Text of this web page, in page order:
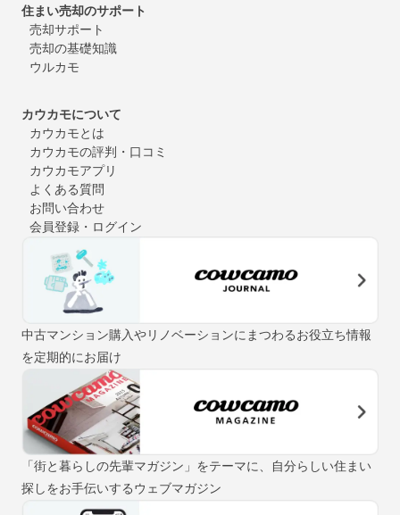
住まい売却のサポート
売却サポート
売却の基礎知識
ウルカモ
カウカモについて
カウカモとは
カウカモの評判・口コミ
カウカモアプリ
よくある質問
お問い合わせ
会員登録・ログイン
中古マンション購入やリノベーションにまつわるお役立ち情報
を定期的にお届け
「街と暮らしの先輩マガジン」をテーマに、自分らしい住まい
探しをお手伝いするウェブマガジン